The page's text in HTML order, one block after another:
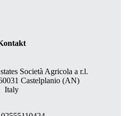
Società Agricola a r.l.
Castelplanio (AN)
Italy